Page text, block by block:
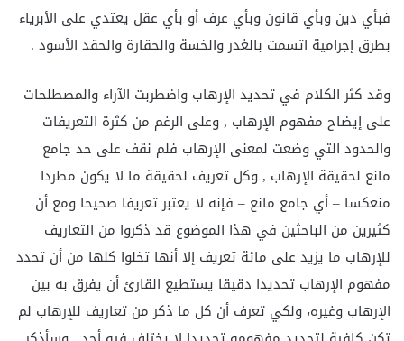
فبأي دين وبأي قانون وبأي عرف أو بأي عقل يعتدي على الأبرياء
بطرق إجرامية اتسمت بالغدر والخسة والحقارة والحقد الأسود .
وقد كثر الكلام في تحديد الإرهاب واضطربت الآراء والمصطلحات
على إيضاح مفهوم الإرهاب , وعلى الرغم من كثرة التعريفات
والحدود التي وضعت لمعنى الإرهاب فلم نقف على حد جامع
مانع لحقيقة الإرهاب , وكل تعريف لحقيقة ما لا يكون مطردا
منعكسا – أي جامع مانع – فإنه لا يعتبر تعريفا صحيحا ومع أن
كثيرين من الباحثين في هذا الموضوع قد ذكروا من التعاريف
للإرهاب ما يزيد على مائة تعريف إلا أنها تخلوا كلها من أن تحدد
مفهوم الإرهاب تحديدا دقيقا يستطيع القارئ أن يفرق به بين
الإرهاب وغيره، ولكي تعرف أن كل ما ذكر من تعاريف للإرهاب لم